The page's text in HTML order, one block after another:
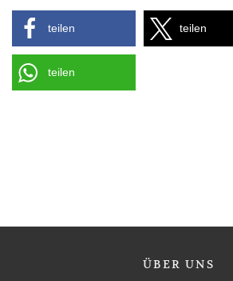
teilen teilen
teilen
ÜBER UNS